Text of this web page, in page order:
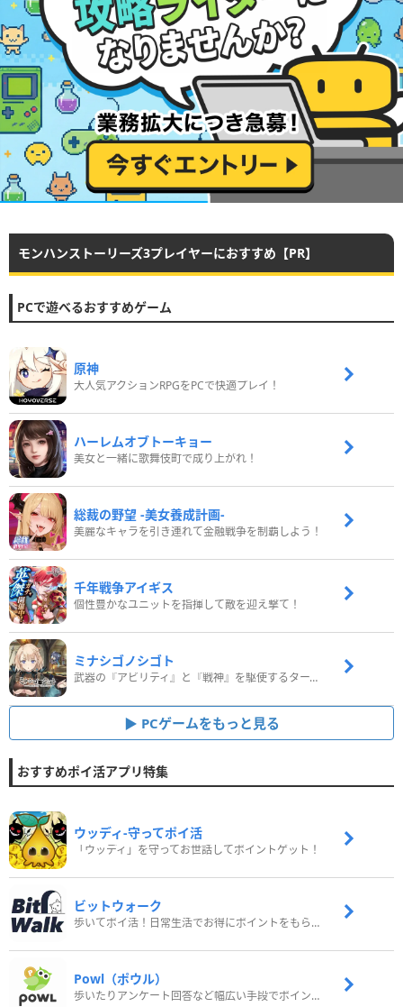
モンハンストーリーズ3プレイヤーにおすすめ【PR】
PCで遊べるおすすめゲーム
原神
大人気アクションRPGをPCで快適プレイ！
ハーレムオブトーキョー
美女と一緒に歌舞伎町で成り上がれ！
総裁の野望 -美女養成計画-
美麗なキャラを引き連れて金融戦争を制覇しよう！
千年戦争アイギス
個性豊かなユニットを指揮して敵を迎え撃て！
ミナシゴノシゴト
武器の『アビリティ』と『戦神』を駆使するターン制コマンドバトルRPG！
PCゲームをもっと見る
おすすめポイ活アプリ特集
ウッディ‐守ってポイ活
「ウッディ」を守ってお世話してポイントゲット！
ビットウォーク
歩いてポイ活！日常生活でお得にポイントをもらおう
Powl（ポウル）
歩いたりアンケート回答など幅広い手段でポイントをゲット